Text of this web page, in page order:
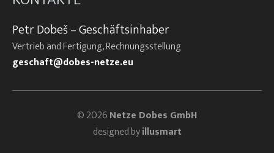
Petr Dobeš – Geschäftsinhaber
Vertrieb and Fertigung, Rechnungsstellung
geschaft@dobes-netze.eu
© 2026Netze Dobes GmbH
designed byillusmart